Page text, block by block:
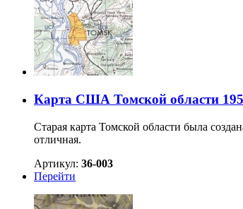
Карта США Томской области
Старая карта Томской области была
отличная.
Артикул: 36-003
Перейти